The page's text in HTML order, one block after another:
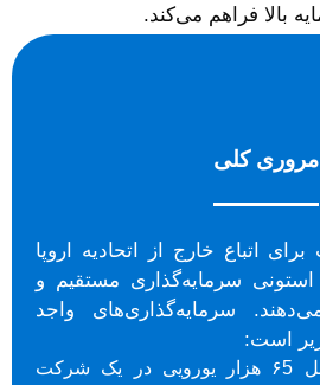
بالا فراهم می‌کند.
مروری کلی
اتباع خارج از اتحادیه اروپا
سرمایه‌گذاری مستقیم و
سرمایه‌گذاری‌های واجد
است:
سرمایه‌گذاری حداقل ۶5 هزار یورویی در یک شرکت